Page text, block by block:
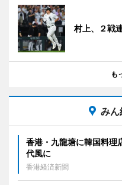
村上、２戦
も
みん
香港・九龍塘に韓国料
代風に
香港経済新聞